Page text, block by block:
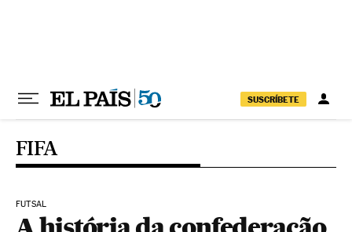
SUSCRÍBETE
FIFA
FUTSAL